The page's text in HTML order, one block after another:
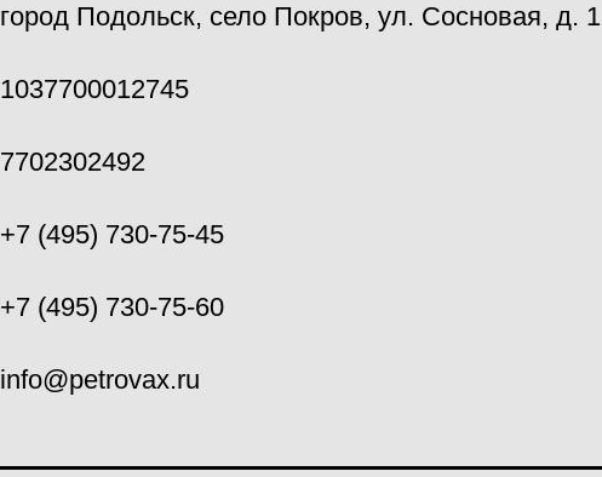
город Подольск, село Покров, ул. Сосновая, д. 1
1037700012745
7702302492
+7 (495) 730-75-45
+7 (495) 730-75-60
info@petrovax.ru